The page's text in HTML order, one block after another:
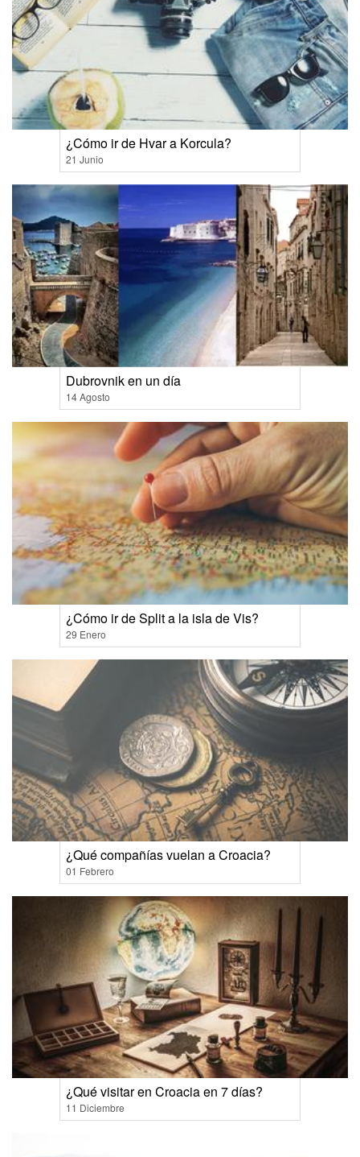
¿Cómo ir de Hvar a Korcula?
21 Junio
Dubrovnik en un día
14 Agosto
¿Cómo ir de Split a la isla de Vis?
29 Enero
¿Qué compañías vuelan a Croacia?
01 Febrero
¿Qué visitar en Croacia en 7 días?
11 Diciembre